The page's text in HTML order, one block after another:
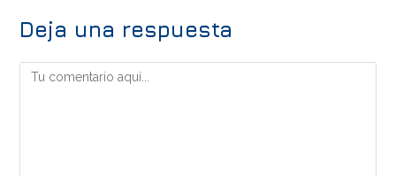
Deja una respuesta